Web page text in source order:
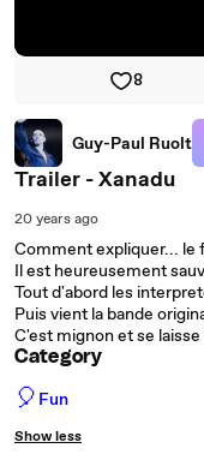
8
Guy-Paul Ruolt
Trailer - Xanadu
20 years ago
Comment expliquer... le
Il est heureusement
Tout d'abord les
Puis vient la bande
C'est mignon et se
Category
🎈 Fun
Show less